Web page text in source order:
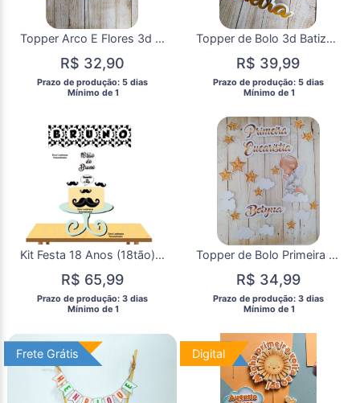
Topper Arco E Flores 3d 15 Anos
R$ 32,90
Prazo de produção: 5 dias
  Mínimo de 1
Topper de Bolo 3d Batizado Crisma Eucaristia Espírito Santo
R$ 39,99
Prazo de produção: 5 dias
  Mínimo de 1
Kit Festa 18 Anos (18tão) Menino com Varal Nome
R$ 65,99
Prazo de produção: 3 dias
  Mínimo de 1
Topper de Bolo Primeira Eucaristia
R$ 34,99
Prazo de produção: 3 dias
  Mínimo de 1
Frete Grátis
Frete Grátis Digital
Digital